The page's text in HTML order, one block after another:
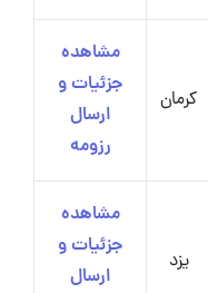
کرمان
مشاهده
جزئیات و
ارسال
رزومه
یزد
مشاهده
جزئیات و
ارسال